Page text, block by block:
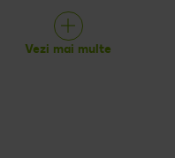
Vezi mai multe